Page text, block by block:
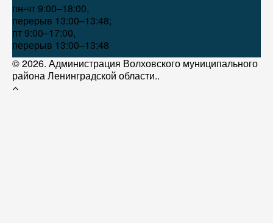
пн-чт 9:00–18:00,
перерыв 13:00–13:48;
пт 9:00–17:00,
перерыв 13:00–13:48
© 2026. Администрация Волховского муниципального
района Ленинградской области..